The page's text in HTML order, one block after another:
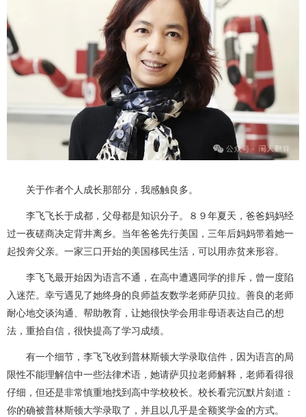
关于作者个人成长那部分，我感触良多。
李飞飞长于成都，父母都是知识分子。８９年夏天，爸爸妈妈经
过一夜磋商决定背井离乡。当年爸爸先行美国，三年后妈妈带着她一
起投奔父亲。一家三口开始的美国移民生活，可以用赤贫来形容。
李飞飞最开始因为语言不通，在高中遭遇同学的排斥，曾一度陷
入迷茫。幸亏遇见了她终身的良师益友数学老师萨贝拉。善良的老师
耐心地交谈沟通、帮助教育，让她很快学会用非母语表达自己的想
法，重拾自信，很快提高了学习成绩。
有一个细节，李飞飞收到普林斯顿大学录取信件，因为语言的局
限性不能理解信中一些法律术语，她请萨贝拉老师解释，老师看得很
仔细，但还是非常慎重地找到高中学校校长。校长看完沉默片刻道：
你的确被普林斯顿大学录取了，并且以几乎是全额奖学金的方式。